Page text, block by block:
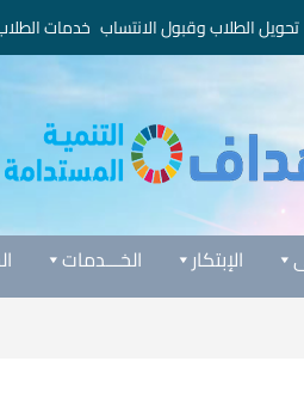
تحويل الطلاب وقبول الانتساب خدمات
الخـــدمات الإبتكار